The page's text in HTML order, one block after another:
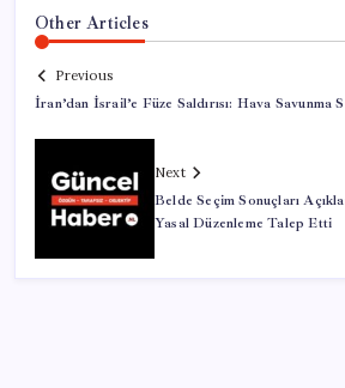
Other Articles
Previous
İran’dan İsrail’e Füze Saldırısı: Hava Savunma
Next
Belde Seçim Sonuçları
Yasal Düzenleme Talep Etti